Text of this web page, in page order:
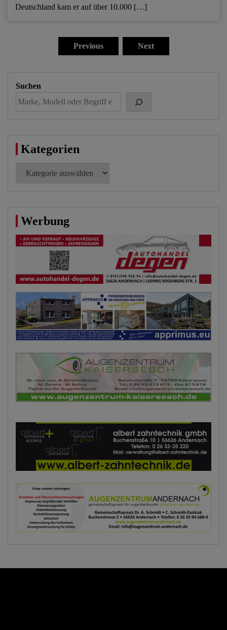
Deutschland kam er auf über 10.000 […]
Previous Next
Suchen
Kategorien
Werbung